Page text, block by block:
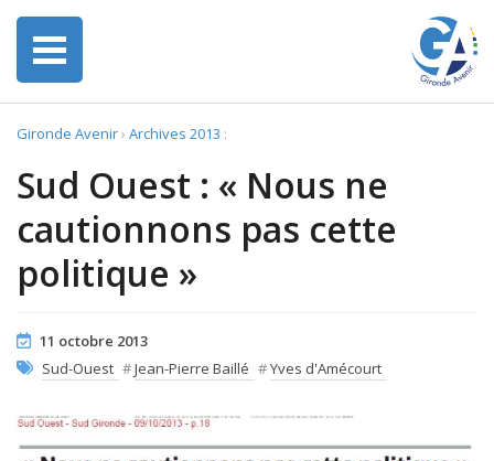
Gironde Avenir› Archives 2013 :
Sud Ouest : « Nous ne
cautionnons pas cette
politique »
11 octobre 2013
Sud-Ouest #Jean-Pierre Baillé #Yves d'Amécourt